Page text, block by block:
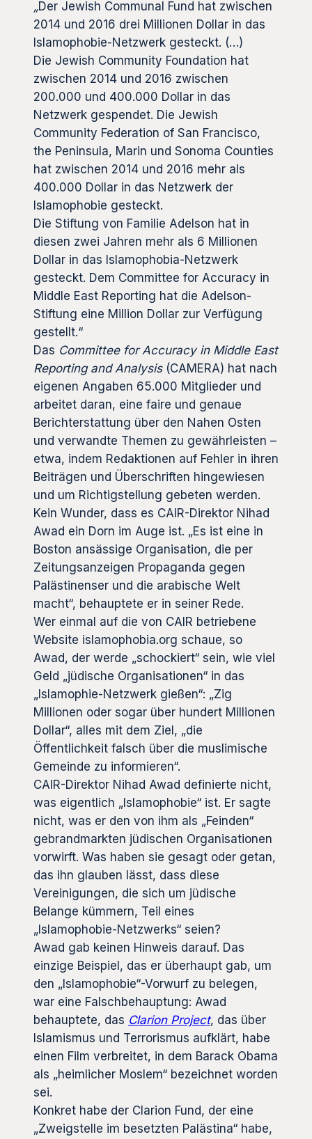
„Der Jewish Communal Fund hat zwischen
2014 und 2016 drei Millionen Dollar in das
Islamophobie-Netzwerk gesteckt. (…)
Die Jewish Community Foundation hat
zwischen 2014 und 2016 zwischen
200.000 und 400.000 Dollar in das
Netzwerk gespendet. Die Jewish
Community Federation of San Francisco,
the Peninsula, Marin und Sonoma Counties
hat zwischen 2014 und 2016 mehr als
400.000 Dollar in das Netzwerk der
Islamophobie gesteckt.
Die Stiftung von Familie Adelson hat in
diesen zwei Jahren mehr als 6 Millionen
Dollar in das Islamophobia-Netzwerk
gesteckt. Dem Committee for Accuracy in
Middle East Reporting hat die Adelson-
Stiftung eine Million Dollar zur Verfügung
gestellt.“
Das Committee for Accuracy in Middle East
Reporting and Analysis(CAMERA) hat nach
eigenen Angaben 65.000 Mitglieder und
arbeitet daran, eine faire und genaue
Berichterstattung über den Nahen Osten
und verwandte Themen zu gewährleisten –
etwa, indem Redaktionen auf Fehler in ihren
Beiträgen und Überschriften hingewiesen
und um Richtigstellung gebeten werden.
Kein Wunder, dass es CAIR-Direktor Nihad
Awad ein Dorn im Auge ist. „Es ist eine in
Boston ansässige Organisation, die per
Zeitungsanzeigen Propaganda gegen
Palästinenser und die arabische Welt
macht“, behauptete er in seiner Rede.
Wer einmal auf die von CAIR betriebene
Website islamophobia.org schaue, so
Awad, der werde „schockiert“ sein, wie viel
Geld „jüdische Organisationen“ in das
„Islamophie-Netzwerk gießen“: „Zig
Millionen oder sogar über hundert Millionen
Dollar“, alles mit dem Ziel, „die
Öffentlichkeit falsch über die muslimische
Gemeinde zu informieren“.
CAIR-Direktor Nihad Awad definierte nicht,
was eigentlich „Islamophobie“ ist. Er sagte
nicht, was er den von ihm als „Feinden“
gebrandmarkten jüdischen Organisationen
vorwirft. Was haben sie gesagt oder getan,
das ihn glauben lässt, dass diese
Vereinigungen, die sich um jüdische
Belange kümmern, Teil eines
„Islamophobie-Netzwerks“ seien?
Awad gab keinen Hinweis darauf. Das
einzige Beispiel, das er überhaupt gab, um
den „Islamophobie“-Vorwurf zu belegen,
war eine Falschbehauptung: Awad
behauptete, das Clarion Project, das über
Islamismus und Terrorismus aufklärt, habe
einen Film verbreitet, in dem Barack Obama
als „heimlicher Moslem“ bezeichnet worden
sei.
Konkret habe der Clarion Fund, der eine
„Zweigstelle im besetzten Palästina“ habe,